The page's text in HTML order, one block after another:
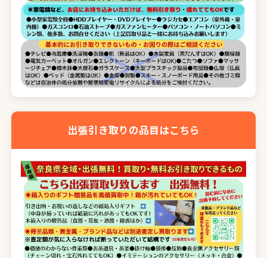
出張引き取りの品目はこちら